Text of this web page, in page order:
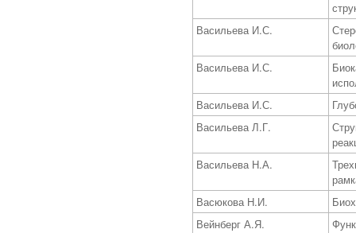
Васильева И.С.
Васильева И.С.
Васильева И.С.
Васильева Л.Г.
Васильева Н.А.
Васюкова Н.И.
Вейнберг А.Я.